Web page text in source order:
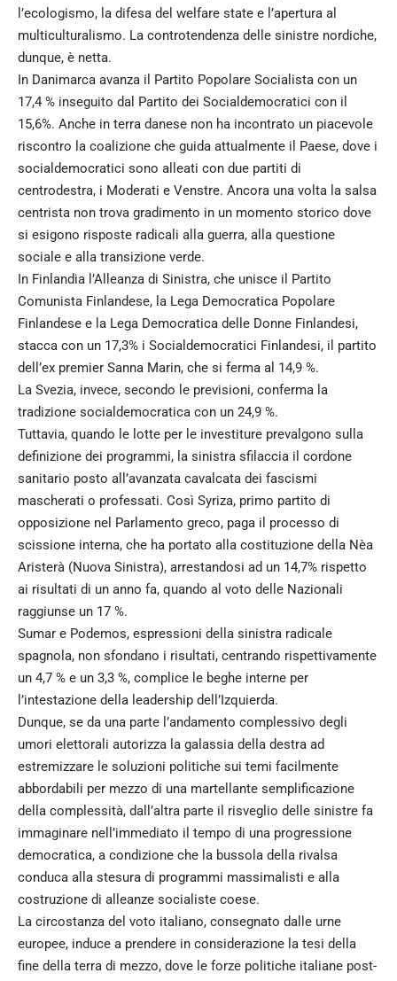
l’ecologismo, la difesa del welfare state e l’apertura al
multiculturalismo. La controtendenza delle sinistre nordiche,
dunque, è netta.
In Danimarca avanza il Partito Popolare Socialista con un
17,4 % inseguito dal Partito dei Socialdemocratici con il
15,6%. Anche in terra danese non ha incontrato un piacevole
riscontro la coalizione che guida attualmente il Paese, dove i
socialdemocratici sono alleati con due partiti di
centrodestra, i Moderati e Venstre. Ancora una volta la salsa
centrista non trova gradimento in un momento storico dove
si esigono risposte radicali alla guerra, alla questione
sociale e alla transizione verde.
In Finlandia l’Alleanza di Sinistra, che unisce il Partito
Comunista Finlandese, la Lega Democratica Popolare
Finlandese e la Lega Democratica delle Donne Finlandesi,
stacca con un 17,3% i Socialdemocratici Finlandesi, il partito
dell’ex premier Sanna Marin, che si ferma al 14,9 %.
La Svezia, invece, secondo le previsioni, conferma la
tradizione socialdemocratica con un 24,9 %.
Tuttavia, quando le lotte per le investiture prevalgono sulla
definizione dei programmi, la sinistra sfilaccia il cordone
sanitario posto all’avanzata cavalcata dei fascismi
mascherati o professati. Così Syriza, primo partito di
opposizione nel Parlamento greco, paga il processo di
scissione interna, che ha portato alla costituzione della Nèa
Aristerà (Nuova Sinistra), arrestandosi ad un 14,7% rispetto
ai risultati di un anno fa, quando al voto delle Nazionali
raggiunse un 17 %.
Sumar e Podemos, espressioni della sinistra radicale
spagnola, non sfondano i risultati, centrando rispettivamente
un 4,7 % e un 3,3 %, complice le beghe interne per
l’intestazione della leadership dell’Izquierda.
Dunque, se da una parte l’andamento complessivo degli
umori elettorali autorizza la galassia della destra ad
estremizzare le soluzioni politiche sui temi facilmente
abbordabili per mezzo di una martellante semplificazione
della complessità, dall’altra parte il risveglio delle sinistre fa
immaginare nell’immediato il tempo di una progressione
democratica, a condizione che la bussola della rivalsa
conduca alla stesura di programmi massimalisti e alla
costruzione di alleanze socialiste coese.
La circostanza del voto italiano, consegnato dalle urne
europee, induce a prendere in considerazione la tesi della
fine della terra di mezzo, dove le forze politiche italiane post-